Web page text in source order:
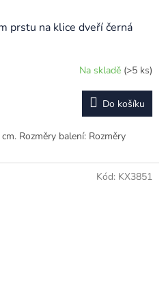
prstu na klice dveří černá
Na skladě (>5 ks)
Do košíku
Rozměry balení: Rozměry
Kód: KX3851